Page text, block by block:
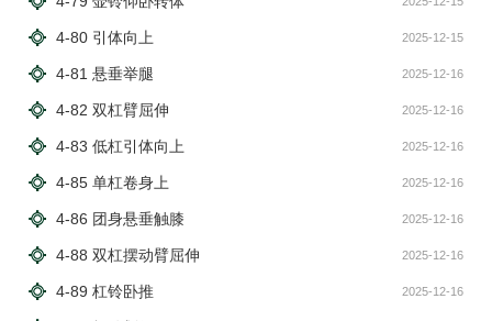
2025-12-15
4-80 引体向上
2025-12-16
4-81 悬垂举腿
2025-12-16
4-82 双杠臂屈伸
2025-12-16
4-83 低杠引体向上
2025-12-16
4-85 单杠卷身上
2025-12-16
4-86 团身悬垂触膝
2025-12-16
4-88 双杠摆动臂屈伸
2025-12-16
4-89 杠铃卧推